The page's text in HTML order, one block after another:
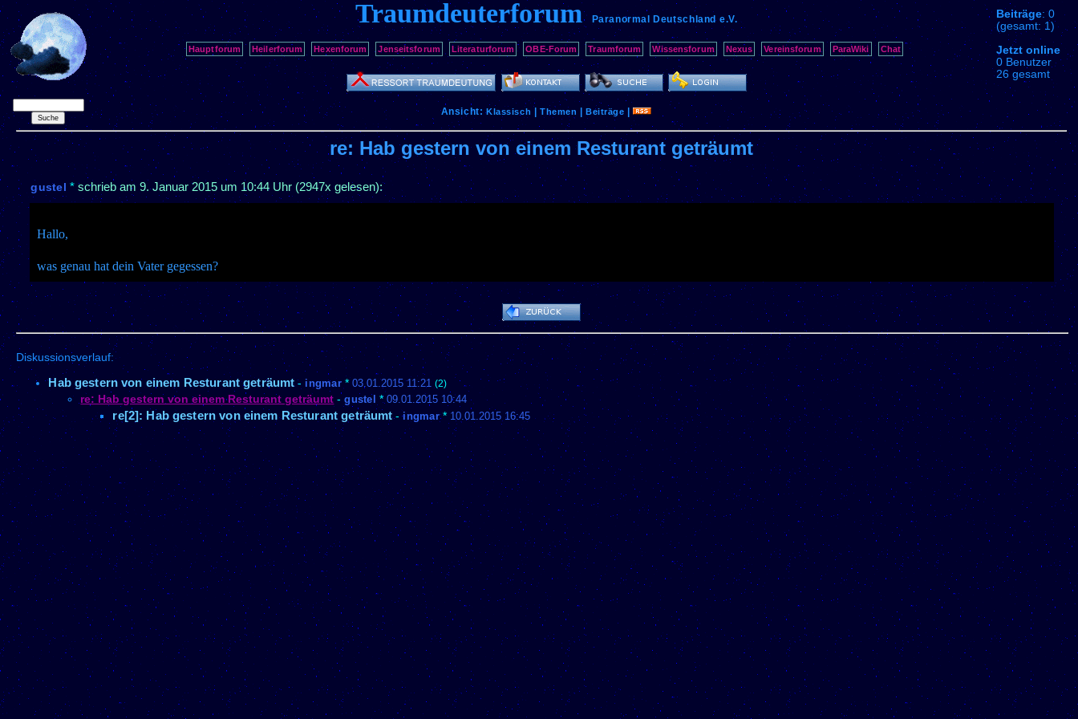
Beiträge: 0
(gesamt: 1)
Jetzt online
0 Benutzer
26 gesamt
Traumdeuterforum Paranormal Deutschland e.V.
Hauptforum Heilerforum Hexenforum Jenseitsforum Literaturforum OBE-Forum Traumforum Wissensforum Nexus Vereinsforum ParaWiki Chat
Ansicht:Klassisch Themen |Beiträge |
re: Hab gestern von einem Resturant geträumt
gustel *schrieb am9. Januar 2015 um 10:44 Uhr (2947x gelesen):
Hallo,
was genau hat dein Vater gegessen?
Diskussionsverlauf:
Hab gestern von einem Resturant geträumt- ingmar* 03.01.2015 11:21 (2)
re: Hab gestern von einem Resturant geträumt -gustel * 09.01.2015 10:44
re[2]: Hab gestern von einem Resturant geträumt-ingmar* 10.01.2015 16:45